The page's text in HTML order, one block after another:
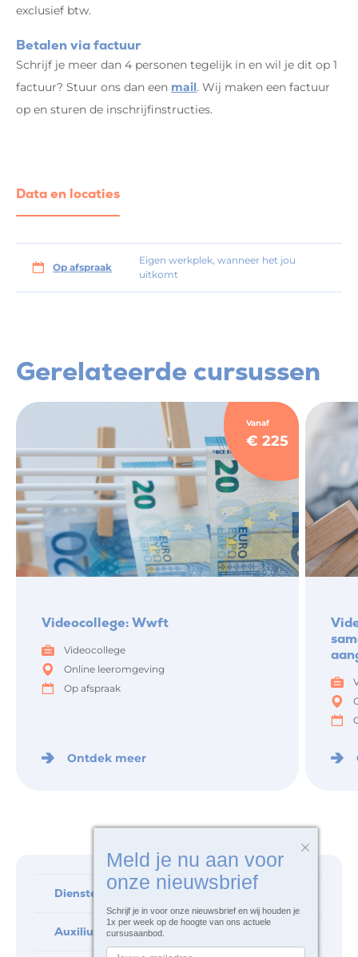
exclusief btw.
Betalen via factuur
Schrijf je meer dan 4 personen tegelijk in en wil je dit op 1
factuur? Stuur ons dan een mail. Wij maken een factuur
op en sturen de inschrijfinstructies.
Data en locaties
Op afspraak
Eigen werkplek, wanneer het jou
uitkomt
Gerelateerde cursussen
Vanaf
€ 225
Videocollege: Wwft
Videocollege
Online leeromgeving
Op afspraak
Ontdek meer
Diensten
Auxilium
Meld je nu aan voor
onze nieuwsbrief
Schrijf je in voor onze nieuwsbrief en wij houden je
1x per week op de hoogte van ons actuele
cursusaanbod.